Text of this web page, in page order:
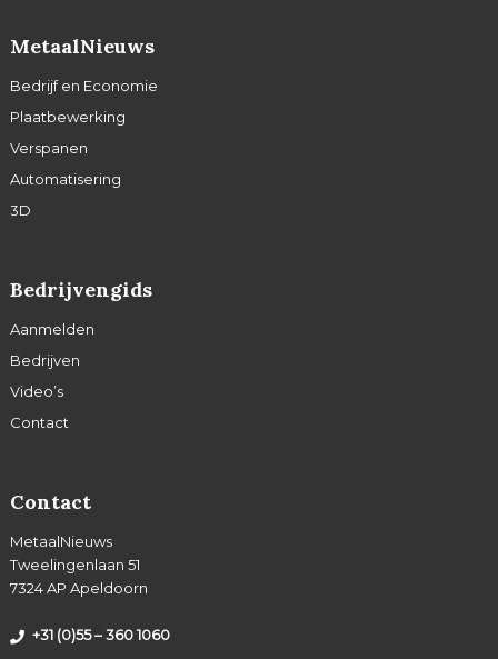
MetaalNieuws
Bedrijf en Economie
Plaatbewerking
Verspanen
Automatisering
3D
Bedrijvengids
Aanmelden
Bedrijven
Video’s
Contact
Contact
MetaalNieuws
Tweelingenlaan 51
7324 AP Apeldoorn
+31 (0)55 – 360 1060